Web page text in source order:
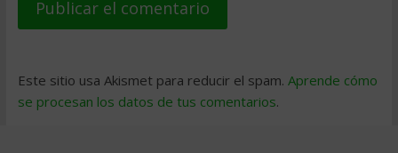
Este sitio usa Akismet para reducir el spam. Aprende cómo
se procesan los datos de tus comentarios.